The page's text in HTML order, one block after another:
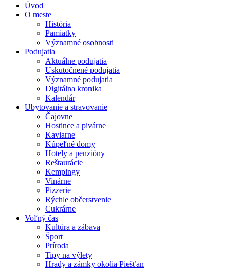
Úvod
O meste
História
Pamiatky
Významné osobnosti
Podujatia
Aktuálne podujatia
Uskutočnené podujatia
Významné podujatia
Digitálna kronika
Kalendár
Ubytovanie a stravovanie
Čajovne
Hostince a pivárne
Kaviarne
Kúpeľné domy
Hotely a penzióny
Reštaurácie
Kempingy
Vinárne
Pizzerie
Rýchle občerstvenie
Cukrárne
Voľný čas
Kultúra a zábava
Šport
Príroda
Tipy na výlety
Hrady a zámky okolia Piešťan